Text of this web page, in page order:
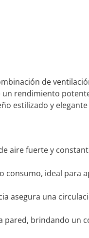
de
rendimiento
estilizado y
aire fuerte y
consumo, ideal para
asegura una
pared, brindando un